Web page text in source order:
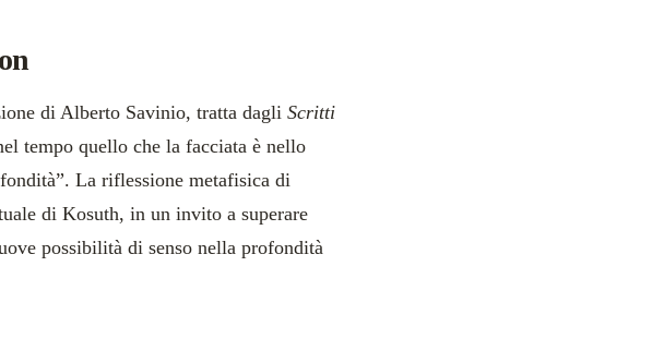
di Alberto Savinio, tratta dagli Scritti
tempo quello che la facciata è nello
La riflessione metafisica di
di Kosuth, in un invito a superare
possibilità di senso nella profondità